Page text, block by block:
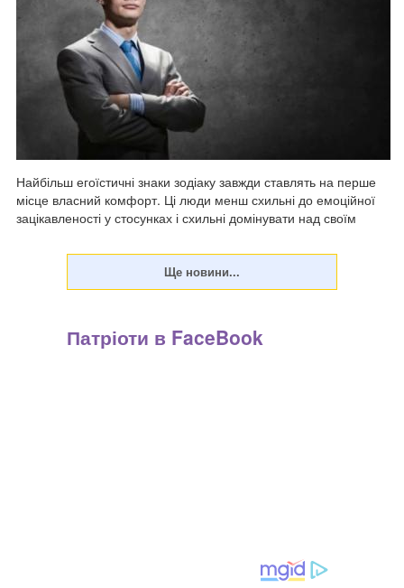
Найбільш егоїстичні знаки зодіаку завжди ставлять на перше
місце власний комфорт. Ці люди менш схильні до емоційної
зацікавленості у стосунках і схильні домінувати над своїм
та впевнені в собі, ...
Патріоти в FaceBook